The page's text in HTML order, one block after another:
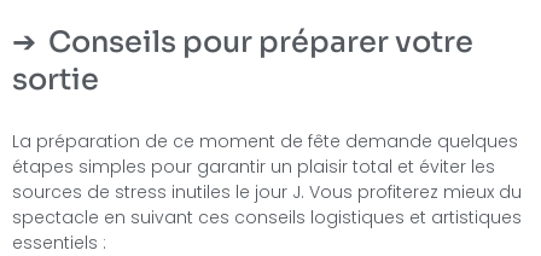
Conseils pour préparer votre
sortie
La préparation de ce moment de fête demande quelques
étapes simples pour garantir un plaisir total et éviter les
sources de stress inutiles le jour J. Vous profiterez mieux du
spectacle en suivant ces conseils logistiques et artistiques
essentiels :